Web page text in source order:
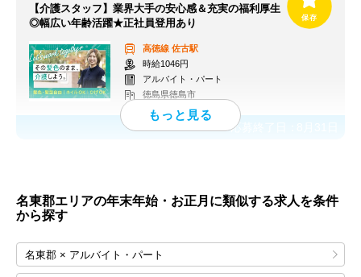
【介護スタッフ】業界大手の安心感＆充実の福利厚生
◎幅広い年齢活躍★正社員登用あり
高徳線 佐古駅
時給1046円
アルバイト・パート
徳島県徳島市
応募終了日：
名東郡エリアの年末年始・お正月に類似する求人を条件
から探す
名東郡 × アルバイト・パート